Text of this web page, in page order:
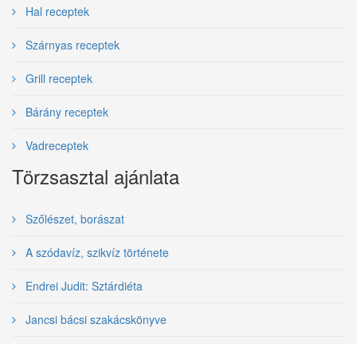
Hal receptek
Szárnyas receptek
Grill receptek
Bárány receptek
Vadreceptek
Törzsasztal ajánlata
Szőlészet, borászat
A szódavíz, szikvíz története
Endrei Judit: Sztárdiéta
Jancsi bácsi szakácskönyve